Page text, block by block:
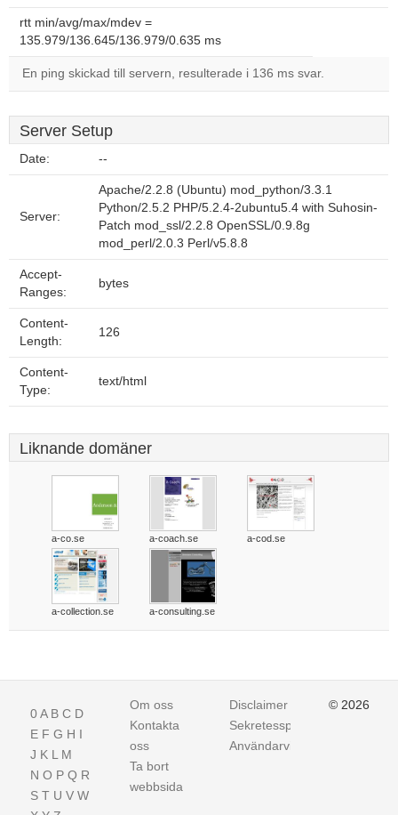
rtt min/avg/max/mdev =
135.979/136.645/136.979/0.635 ms
En ping skickad till servern, resulterade i 136 ms svar.
Server Setup
Date: --
Server:
Apache/2.2.8 (Ubuntu) mod_python/3.3.1
Python/2.5.2 PHP/5.2.4-2ubuntu5.4 with Suhosin-
Patch mod_ssl/2.2.8 OpenSSL/0.9.8g
mod_perl/2.0.3 Perl/v5.8.8
Accept-
Ranges:
bytes
Content-
Length:
126
Content-
Type:
text/html
Liknande domäner
a-co.se a-coach.se a-cod.se
a-collection.se a-consulting.se
0A B C D
E F G H I
J K L M
N O P Q R
S T U V W
Om oss
Kontakta
oss
Ta bort
webbsida
Disclaimer
Sekretesspolicy
Användarvillkor
© 2026